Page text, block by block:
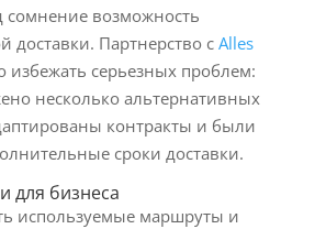
сомнение возможность
доставки. Партнерство с Alles
избежать серьезных проблем:
несколько альтернативных
контракты и были
сроки доставки.
для бизнеса
используемые маршруты и